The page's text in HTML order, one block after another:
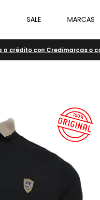
SALE MARCAS
a crédito con Credimarcas o